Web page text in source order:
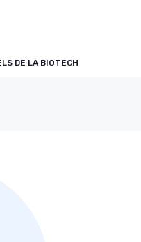
DE LA BIOTECH